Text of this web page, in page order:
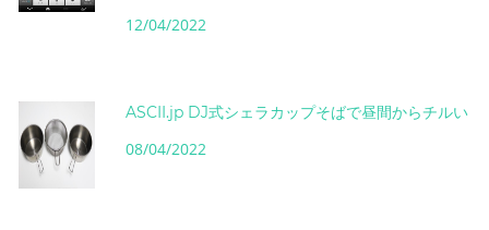
12/04/2022
ASCII.jp DJ式シェラカップそばで昼間からチルい
08/04/2022